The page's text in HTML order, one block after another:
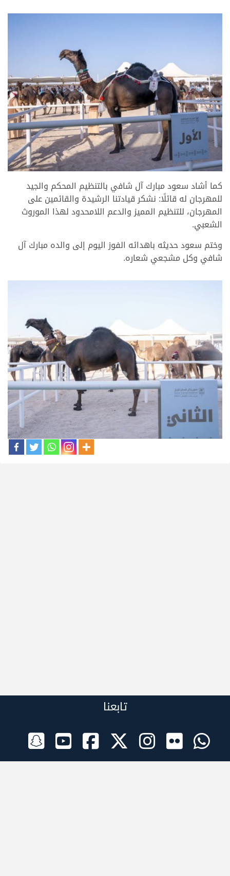
كما أشاد سعود مبارك آل شافي بالتنظيم المحكم والجيد
للمهرجان له قائلًا: نشكر قيادتنا الرشيدة والقائمين على
المهرجان، للتنظيم المميز والدعم اللامحدود لهذا الموروث
الشعبي.
وختم سعود حديثه باهدائه الفوز اليوم إلى والده مبارك آل
شافي وكل مشجعي شعاره.
تابعنا